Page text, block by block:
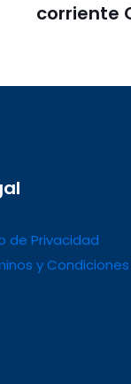
corriente
de Privacidad
y Condiciones